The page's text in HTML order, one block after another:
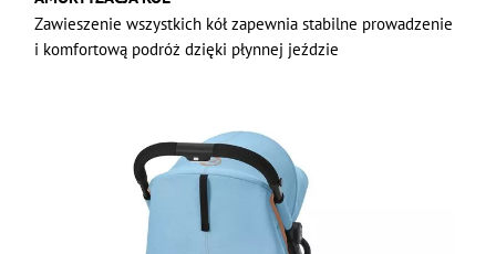
Zawieszenie wszystkich kół zapewnia stabilne prowadzenie
i komfortową podróż dzięki płynnej jeździe